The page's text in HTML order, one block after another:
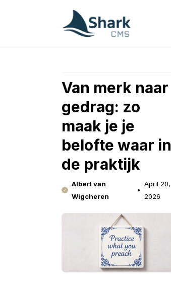
Van merk naar
gedrag: zo
maak je je
belofte waar in
de praktijk
Albert van
Wigcheren
April 20,
2026